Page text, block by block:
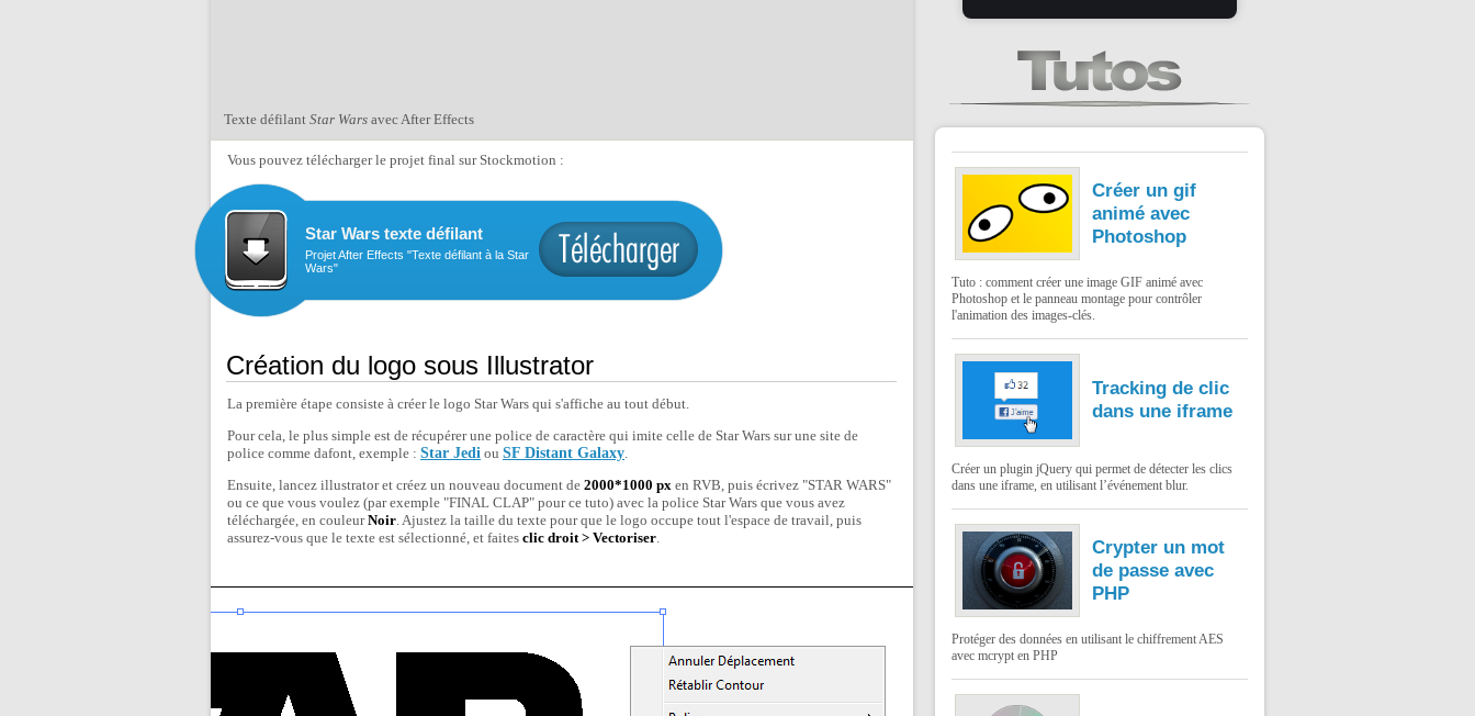
Texte défilant Star Wars avec After Effects
Vous pouvez télécharger le projet final sur Stockmotion :
Star Wars texte défilant
Projet After Effects "Texte défilant à la Star
Wars"
Création du logo sous Illustrator
La première étape consiste à créer le logo Star Wars qui s'affiche au tout début.
Pour cela, le plus simple est de récupérer une police de caractère qui imite celle de Star Wars sur une site de
police comme dafont, exemple : Star Jedi ou SF Distant Galaxy.
Ensuite, lancez illustrator et créez un nouveau document de 2000*1000 px en RVB, puis écrivez "STAR WARS"
ou ce que vous voulez (par exemple "FINAL CLAP" pour ce tuto) avec la police Star Wars que vous avez
téléchargée, en couleurNoir. Ajustez la taille du texte pour que le logo occupe tout l'espace de travail, puis
assurez-vous que le texte est sélectionné, et faites clic droit > Vectoriser.
Créer un gif
animé avec
Photoshop
Tuto : comment créer une image GIF animé avec
Photoshop et le panneau montage pour contrôler
l'animation des images-clés.
Tracking de clic
dans une iframe
Créer un plugin jQuery qui permet de détecter les clics
dans une iframe, en utilisant l’événement blur.
Crypter un mot
de passe avec
PHP
Protéger des données en utilisant le chiffrement AES
avec mcrypt en PHP